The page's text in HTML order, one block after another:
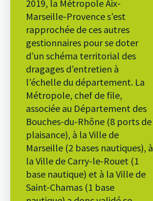
2019, la Métropole Aix-
Marseille-Provence s’est
rapprochée de ces autres
gestionnaires pour se doter
d’un schéma territorial des
dragages d’entretien à
l’échelle du département. La
Métropole, chef de file,
associée au Département des
Bouches-du-Rhône (8 ports de
plaisance), à la Ville de
Marseille (2 bases nautiques), à
la Ville de Carry-le-Rouet (1
base nautique) et à la Ville de
Saint-Chamas (1 base